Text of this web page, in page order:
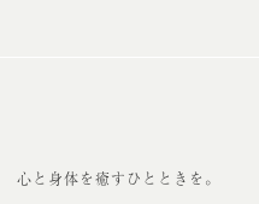
心と身体を癒すひとときを。